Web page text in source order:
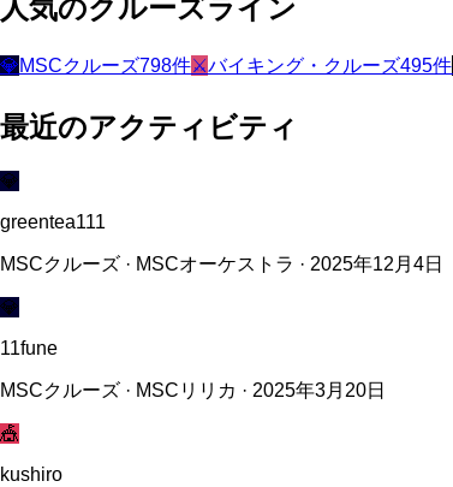
人気のクルーズライン
💎MSCクルーズ798件⚔️バイキング・クルーズ495件
最近のアクティビティ
💎
greentea111
MSCクルーズ · MSCオーケストラ · 2025年12月4日
💎
11fune
MSCクルーズ · MSCリリカ · 2025年3月20日
🎪
kushiro